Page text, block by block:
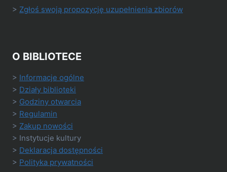
> Zgłoś swoją propozycję uzupełnienia zbiorów
O BIBLIOTECE
> Informacje ogólne
> Działy biblioteki
> Godziny otwarcia
> Regulamin
> Zakup nowości
> Instytucje kultury
> Deklaracja dostępności
> Polityka prywatności